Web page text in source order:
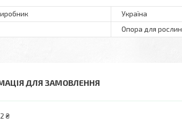
Україна
Опора для рослин
ДЛЯ ЗАМОВЛЕННЯ
₴